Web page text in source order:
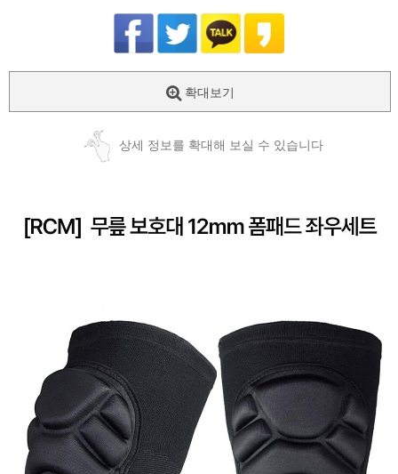
확대보기
상세 정보를 확대해 보실 수 있습니다